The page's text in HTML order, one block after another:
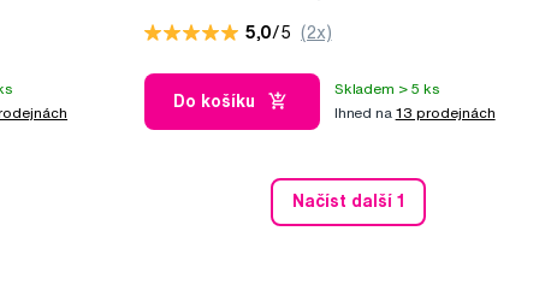
5,0/5 (2x)
Do košíku
Skladem > 5 ks
Ihned na 13 prodejnách
Načíst další 1